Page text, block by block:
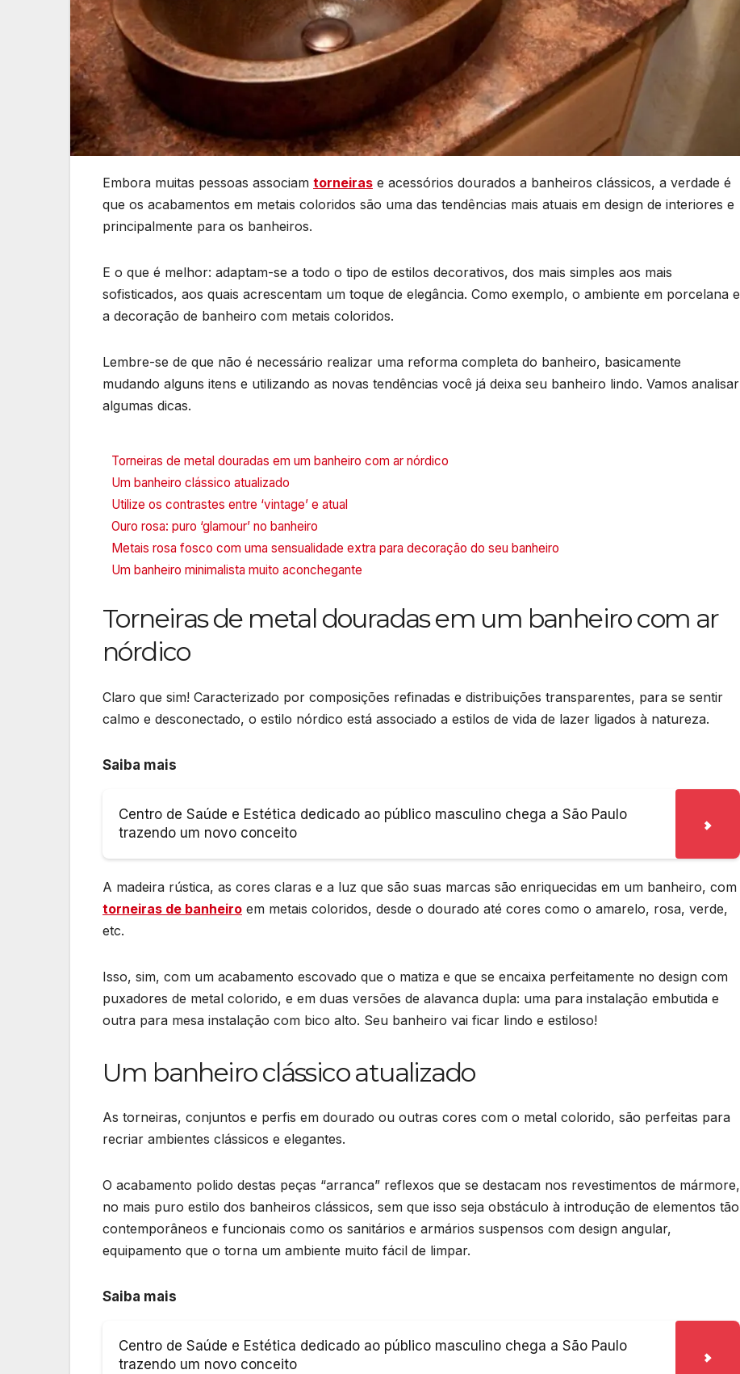
Embora muitas pessoas associam torneiras e acessórios dourados a banheiros clássicos, a verdade é
que os acabamentos em metais coloridos são uma das tendências mais atuais em design de interiores e
principalmente para os banheiros.
E o que é melhor: adaptam-se a todo o tipo de estilos decorativos, dos mais simples aos mais
sofisticados, aos quais acrescentam um toque de elegância. Como exemplo, o ambiente em porcelana e
a decoração de banheiro com metais coloridos.
Lembre-se de que não é necessário realizar uma reforma completa do banheiro, basicamente
mudando alguns itens e utilizando as novas tendências você já deixa seu banheiro lindo. Vamos analisar
algumas dicas.
Torneiras de metal douradas em um banheiro com ar nórdico
Um banheiro clássico atualizado
Utilize os contrastes entre ‘vintage’ e atual
Ouro rosa: puro ‘glamour’ no banheiro
Metais rosa fosco com uma sensualidade extra para decoração do seu banheiro
Um banheiro minimalista muito aconchegante
Torneiras de metal douradas em um banheiro com ar
nórdico
Claro que sim! Caracterizado por composições refinadas e distribuições transparentes, para se sentir
calmo e desconectado, o estilo nórdico está associado a estilos de vida de lazer ligados à natureza.
Saiba mais
Centro de Saúde e Estética dedicado ao público masculino chega a São Paulo
trazendo um novo conceito
A madeira rústica, as cores claras e a luz que são suas marcas são enriquecidas em um banheiro, com
torneiras de banheiro em metais coloridos, desde o dourado até cores como o amarelo, rosa, verde,
etc.
Isso, sim, com um acabamento escovado que o matiza e que se encaixa perfeitamente no design com
puxadores de metal colorido, e em duas versões de alavanca dupla: uma para instalação embutida e
outra para mesa instalação com bico alto. Seu banheiro vai ficar lindo e estiloso!
Um banheiro clássico atualizado
As torneiras, conjuntos e perfis em dourado ou outras cores com o metal colorido, são perfeitas para
recriar ambientes clássicos e elegantes.
O acabamento polido destas peças “arranca” reflexos que se destacam nos revestimentos de mármore,
no mais puro estilo dos banheiros clássicos, sem que isso seja obstáculo à introdução de elementos tão
contemporâneos e funcionais como os sanitários e armários suspensos com design angular,
equipamento que o torna um ambiente muito fácil de limpar.
Saiba mais
Centro de Saúde e Estética dedicado ao público masculino chega a São Paulo
trazendo um novo conceito